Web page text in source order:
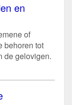
en
of
behoren tot
de gelovigen.